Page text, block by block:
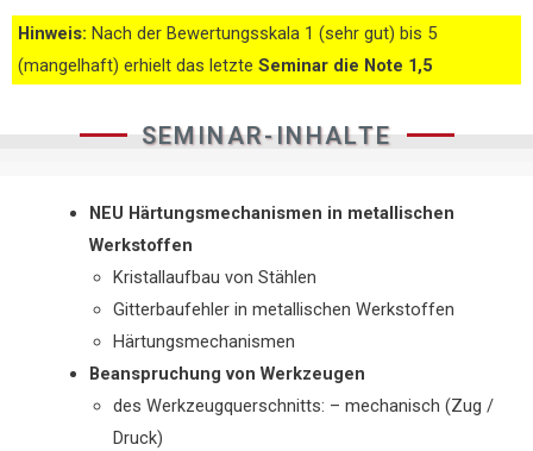
Hinweis: Nach der Bewertungsskala 1 (sehr gut) bis 5
(mangelhaft) erhielt das letzte Seminar die Note 1,5
SEMINAR-INHALTE
NEU Härtungsmechanismen in metallischen
Werkstoffen
Kristallaufbau von Stählen
Gitterbaufehler in metallischen Werkstoffen
Härtungsmechanismen
Beanspruchung von Werkzeugen
des Werkzeugquerschnitts: – mechanisch (Zug /
Druck)